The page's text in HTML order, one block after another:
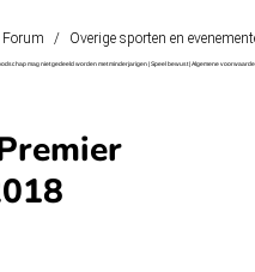
Forum / Overige sporten en
mag niet gedeeld worden met minderjarigen | Speel bewust | Algemene